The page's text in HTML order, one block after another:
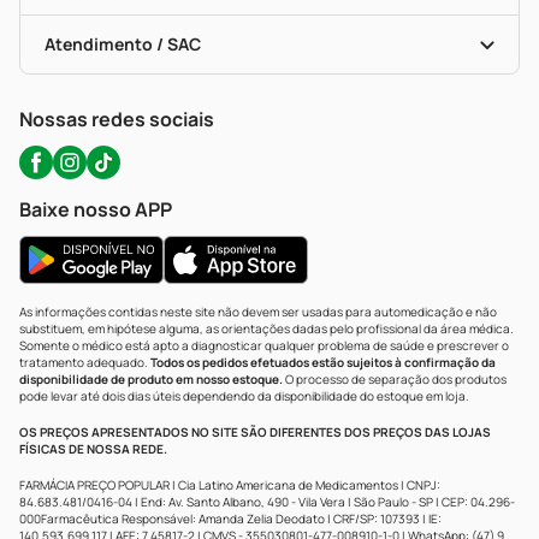
Bulas De A A Z
Políticas De Marketplace
Autoteste Covid-19
Certificado De Segurança
Portal Da Privacidade
Atendimento / SAC
WhatsApp (47) 9202-1687
Nossas redes sociais
Baixe nosso APP
As informações contidas neste site não devem ser usadas para automedicação e não
substituem, em hipótese alguma, as orientações dadas pelo profissional da área médica.
Somente o médico está apto a diagnosticar qualquer problema de saúde e prescrever o
tratamento adequado. Todos os pedidos efetuados estão sujeitos à confirmação da
disponibilidade de produto em nosso estoque.O processo de separação dos produtos
pode levar até dois dias úteis dependendo da disponibilidade do estoque em loja.
OS PREÇOS APRESENTADOS NO SITE SÃO DIFERENTES DOS PREÇOS DAS LOJAS
FÍSICAS DE NOSSA REDE.
FARMÁCIA PREÇO POPULAR | Cia Latino Americana de Medicamentos | CNPJ:
84.683.481/0416-04 | End: Av. Santo Albano, 490 - Vila Vera | São Paulo - SP | CEP: 04.296-
000Farmacêutica Responsável: Amanda Zelia Deodato | CRF/SP: 107393 | IE:
140.593.699.117 | AFE: 7.45817-2 | CMVS - 355030801-477-008910-1-0 | WhatsApp: (47) 9